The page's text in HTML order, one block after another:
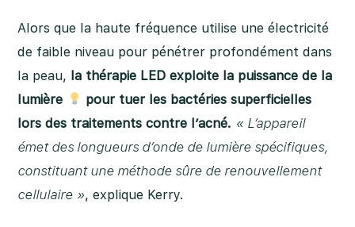
Alors que la haute fréquence utilise une électricité
de faible niveau pour pénétrer profondément dans
la peau, la thérapie LED exploite la puissance de la
lumière
pour tuer les bactéries superficielles
lors des traitements contre l’acné. « L’appareil
émet des longueurs d’onde de lumière spécifiques,
constituant une méthode sûre de renouvellement
cellulaire », explique Kerry.